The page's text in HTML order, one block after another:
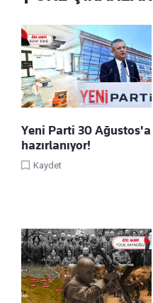
Yeni Parti 30 Ağustos'a
hazırlanıyor!
Kaydet